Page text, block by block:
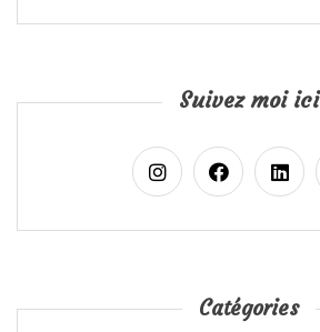
Suivez moi ici
Catégories